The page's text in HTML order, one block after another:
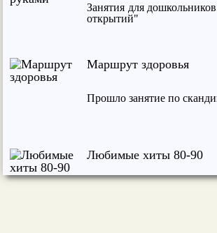
Занятия для
открытий"
Маршрут здоровья
Прошло занятие по
Любимые хиты 80-90